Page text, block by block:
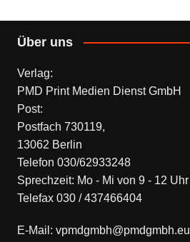
Über uns
Verlag:
PMD Print Medien Dienst GmbH
Post:
Postfach 730119,
13062 Berlin
Telefon 030/62933248
Sprechzeit: Mo - Mi von 9 - 12 Uhr
Telefax 030 / 437466404
E-Mail: vpmdgmbh@pmdgmbh.eu